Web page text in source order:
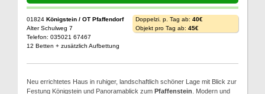
01824 Königstein / OT Pfaffendorf
Alter Schulweg 7
Telefon: 035021 67467
12 Betten + zusätzlich Aufbettung
Doppelzi. p. Tag ab: 40€
Objekt pro Tag ab: 45€
Neu errichtetes Haus in ruhiger, landschaftlich schöner Lage mit Blick zur
Festung Königstein und Panoramablick zum Pfaffenstein . Modern und